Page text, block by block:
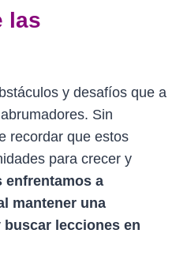
las
y desafíos que a
Sin
recordar que estos
para crecer y
enfrentamos a
mantener una
lecciones en